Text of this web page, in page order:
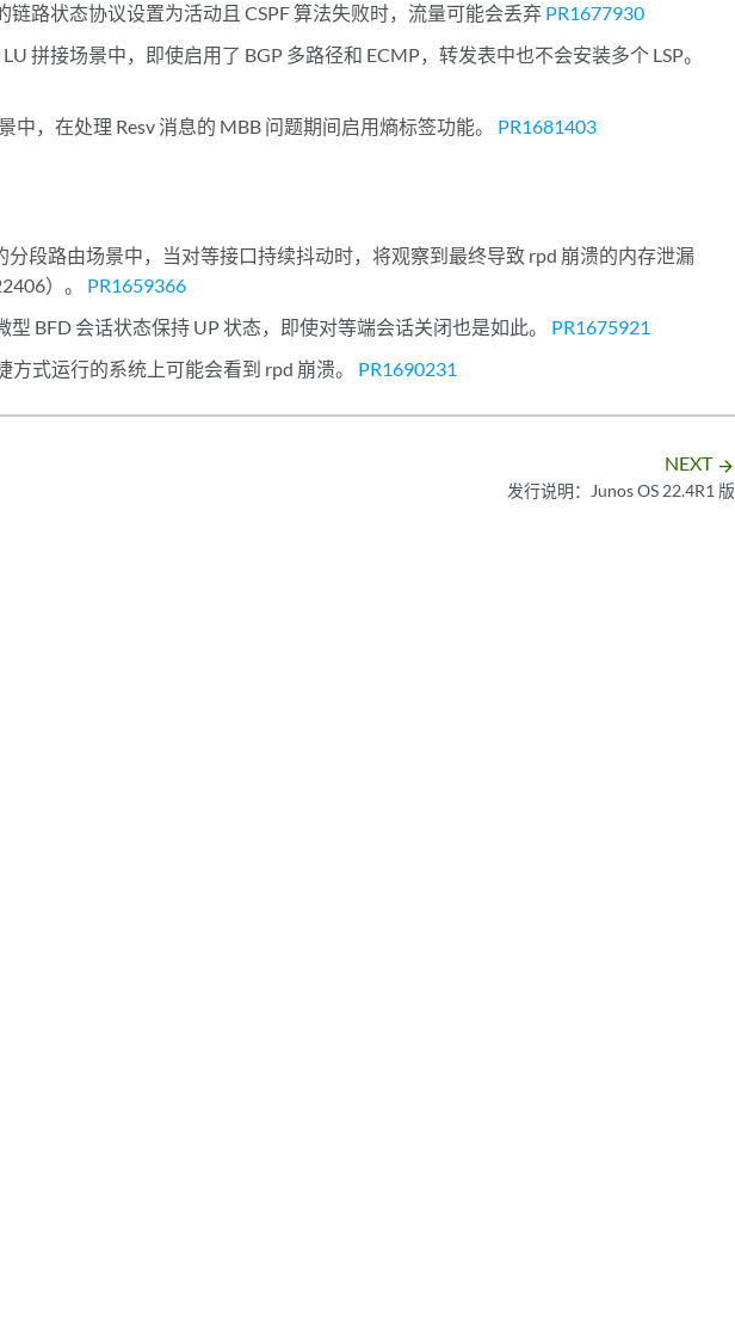
链路状态协议设置为活动且 CSPF 算法失败时，流量可能会丢弃 PR1677930
LU 拼接场景中，即使启用了 BGP 多路径和 ECMP，转发表中也不会安装多个 LSP。
中，在处理 Resv 消息的 MBB 问题期间启用熵标签功能。 PR1681403
分段路由场景中，当对等接口持续抖动时，将观察到最终导致 rpd 崩溃的内存泄漏
）。 PR1659366
型 BFD 会话状态保持 UP 状态，即使对等端会话关闭也是如此。 PR1675921
方式运行的系统上可能会看到 rpd 崩溃。 PR1690231
NEXT arrow_forward
发行说明：Junos OS 22.4R1 版